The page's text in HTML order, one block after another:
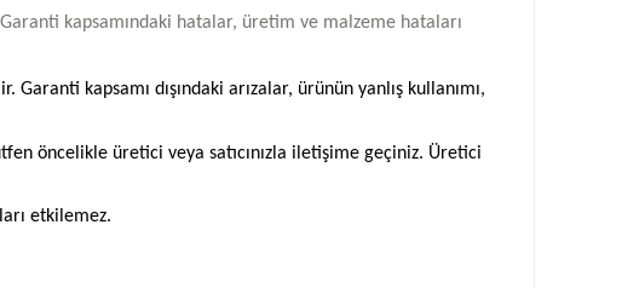
kapsamındaki hatalar, üretim ve malzeme hataları
kapsamı dışındaki arızalar, ürünün yanlış kullanımı,
öncelikle üretici veya satıcınızla iletişime geçiniz. Üretici
etkilemez.